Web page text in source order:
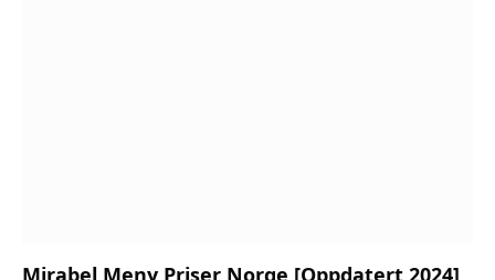
Mirabel Meny Priser Norge [Oppdatert 2024]